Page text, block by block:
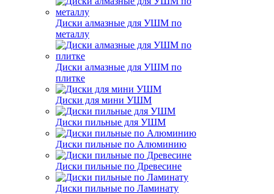
Диски алмазные для УШМ по
металлу
Диски алмазные для УШМ по
плитке
Диски для мини УШМ
Диски пильные для УШМ
Диски пильные по Алюминию
Диски пильные по Древесине
Диски пильные по Ламинату